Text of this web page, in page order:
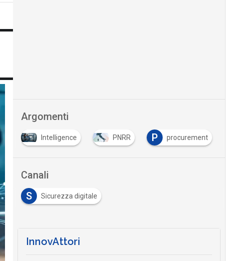
Argomenti
Intelligence PNRR P procurement
Canali
S
Sicurezza digitale
InnovAttori